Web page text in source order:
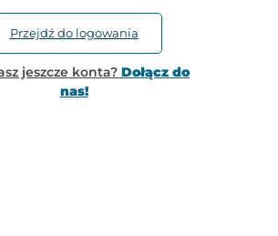
Przejdź do logowania
jeszcze konta? Dołącz do
nas!